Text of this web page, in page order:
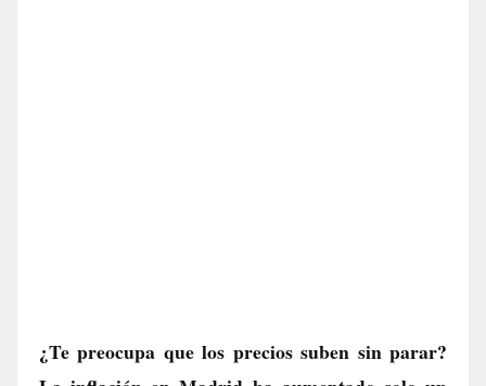
¿Te preocupa que los precios suben sin parar?